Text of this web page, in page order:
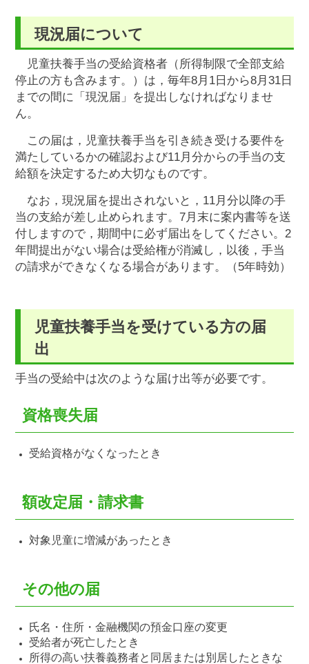
現況届について
児童扶養手当の受給資格者（所得制限で全部支給
停止の方も含みます。）は，毎年8月1日から8月31日
までの間に「現況届」を提出しなければなりませ
ん。
この届は，児童扶養手当を引き続き受ける要件を
満たしているかの確認および11月分からの手当の支
給額を決定するため大切なものです。
なお，現況届を提出されないと，11月分以降の手
当の支給が差し止められます。7月末に案内書等を送
付しますので，期間中に必ず届出をしてください。2
年間提出がない場合は受給権が消滅し，以後，手当
の請求ができなくなる場合があります。（5年時効）
児童扶養手当を受けている方の届
出
手当の受給中は次のような届け出等が必要です。
資格喪失届
受給資格がなくなったとき
額改定届・請求書
対象児童に増減があったとき
その他の届
氏名・住所・金融機関の預金口座の変更
受給者が死亡したとき
所得の高い扶養義務者と同居または別居したときな